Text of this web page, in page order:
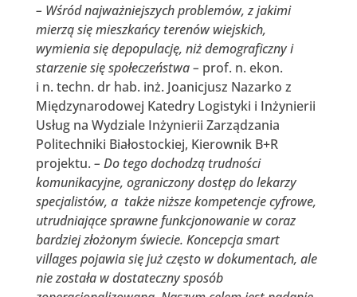
– Wśród najważniejszych problemów, z jakimi
mierzą się mieszkańcy terenów wiejskich,
wymienia się depopulację, niż demograficzny i
starzenie się społeczeństwa – prof. n. ekon.
i n. techn. dr hab. inż. Joanicjusz Nazarko z
Międzynarodowej Katedry Logistyki i Inżynierii
Usług na Wydziale Inżynierii Zarządzania
Politechniki Białostockiej, Kierownik B+R
projektu. – Do tego dochodzą trudności
komunikacyjne, ograniczony dostęp do lekarzy
specjalistów, a także niższe kompetencje cyfrowe,
utrudniające sprawne funkcjonowanie w coraz
bardziej złożonym świecie. Koncepcja smart
villages pojawia się już często w dokumentach, ale
nie została w dostateczny sposób